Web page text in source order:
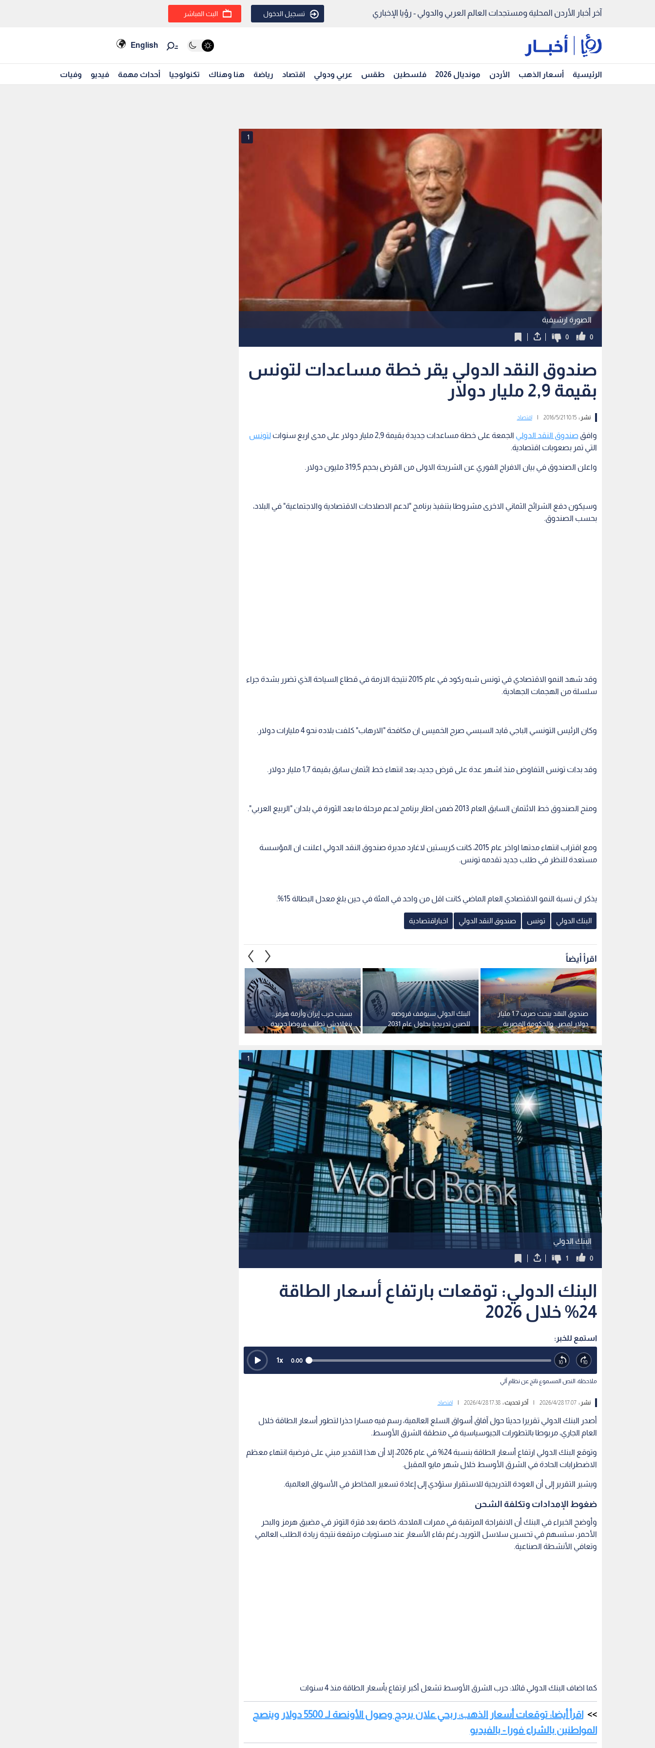
آخر أخبار الأردن المحلية ومستجدات العالم العربي والدولي - رؤيا الإخباري تسجيل الدخول البث المباشر
English
الرئيسية أسعار الذهب الأردن مونديال 2026 فلسطين طقس عربي ودولي اقتصاد رياضة هنا وهناك تكنولوجيا أحداث مهمة فيديو وفيات
الصورة ارشيفية
1
0
0
صندوق النقد الدولي يقر خطة مساعدات لتونس
بقيمة 2,9 مليار دولار
نشر :10:15 2016/5/21 اقتصاد
وافق صندوق النقد الدولي الجمعة على خطة مساعدات جديدة بقيمة 2,9 مليار دولار على مدى اربع سنوات
لتونس
التي تمر بصعوبات اقتصادية.
واعلن الصندوق في بيان الافراج الفوري عن الشريحة الاولى من القرض بحجم 319,5 مليون دولار.
وسيكون دفع الشرائح الثماني الاخرى مشروطا بتنفيذ برنامج "لدعم الاصلاحات الاقتصادية والاجتماعية" في البلاد،
بحسب الصندوق.
وقد شهد النمو الاقتصادي في تونس شبه ركود في عام 2015 نتيجة الازمة في قطاع السياحة الذي تضرر بشدة جراء
سلسلة من الهجمات الجهادية.
وكان الرئيس التونسي الباجي قايد السبسي صرح الخميس ان مكافحة "الارهاب" كلفت بلاده نحو 4 مليارات دولار.
وقد بدات تونس التفاوض منذ اشهر عدة على قرض جديد، بعد انتهاء خط ائتمان سابق بقيمة 1,7 مليار دولار.
ومنح الصندوق خط الائتمان السابق العام 2013 ضمن اطار برنامج لدعم مرحلة ما بعد الثورة في بلدان "الربيع العربي".
ومع اقتراب انتهاء مدتها اواخر عام 2015، كانت كريستين لاغارد مديرة صندوق النقد الدولي اعلنت ان المؤسسة
مستعدة للنظر في طلب جديد تقدمه تونس.
يذكر ان نسبة النمو الاقتصادي العام الماضي كانت اقل من واحد في المئة في حين بلغ معدل البطالة 15%.
البنك الدولي تونس صندوق النقد الدولي اخباراقتصادية
اقرأ أيضاً
بسبب حرب إيران وأزمة هرمز..
بنغلادش تطلب قروضا جديدة
من صندوق النقد
البنك الدولي سيوقف قروضه
للصين تدريجيا بحلول عام 2031
صندوق النقد يبحث صرف 1.7 مليار
دولار لمصر.. والحكومة المصرية
تضع سيناريو حتى 2030
البنك الدولي
1
0
1
البنك الدولي: توقعات بارتفاع أسعار الطاقة
24% خلال 2026
استمع للخبر:
0:00
1x
ملاحظة: النص المسموع ناتج عن نظام آلي
نشر :17:07 2026/4/28 آخر تحديث :17:38 2026/4/28 اقتصاد
أصدر البنك الدولي تقريرا حديثا حول آفاق أسواق السلع العالمية، رسم فيه مسارا حذرا لتطور أسعار الطاقة خلال
العام الجاري، مربوطا بالتطورات الجيوسياسية في منطقة الشرق الأوسط.
وتوقع البنك الدولي ارتفاع أسعار الطاقة بنسبة 24% في عام 2026، إلا أن هذا التقدير مبني على فرضية انتهاء معظم
الاضطرابات الحادة في الشرق الأوسط خلال شهر مايو المقبل.
ويشير التقرير إلى أن العودة التدريجية للاستقرار ستؤدي إلى إعادة تسعير المخاطر في الأسواق العالمية.
ضغوط الإمدادات وتكلفة الشحن
وأوضح الخبراء في البنك أن الانفراجة المرتقبة في ممرات الملاحة، خاصة بعد فترة التوتر في مضيق هرمز والبحر
الأحمر، ستسهم في تحسين سلاسل التوريد، رغم بقاء الأسعار عند مستويات مرتفعة نتيجة زيادة الطلب العالمي
وتعافي الأنشطة الصناعية.
كما اضاف البنك الدولي قائلا: حرب الشرق الأوسط تشعل أكبر ارتفاع بأسعار الطاقة منذ 4 سنوات
اقرأ أيضا: توقعات أسعار الذهب: ربحي علان يرجح وصول الأونصة لـ 5500 دولار وينصح
المواطنين بالشراء فورا - بالفيديو